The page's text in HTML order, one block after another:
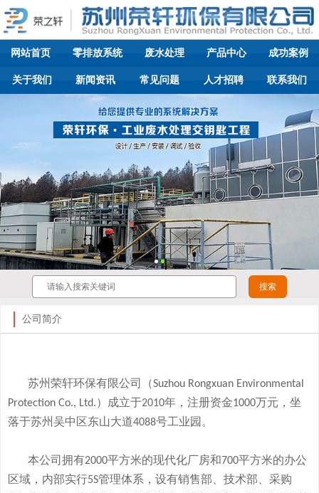
网站首页 零排放系统 废水处理 产品中心 成功案例
关于我们 新闻资讯 常见问题 人才招聘 联系我们
公司简介
苏州荣轩环保有限公司（Suzhou Rongxuan Environmental
Protection Co., Ltd.）成立于2010年，注册资金1000万元，坐
落于苏州吴中区东山大道4088号工业园。
本公司拥有2000平方米的现代化厂房和700平方米的办公
区域，内部实行5S管理体系，设有销售部、技术部、采购